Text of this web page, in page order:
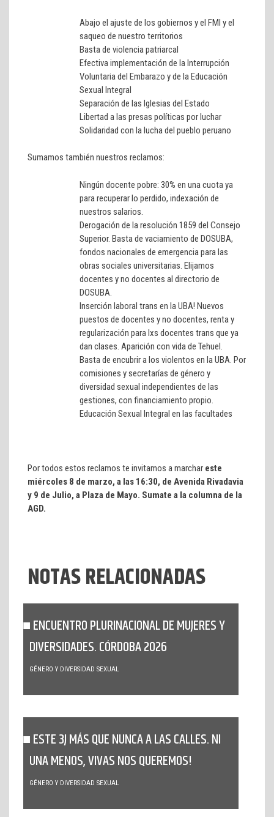
Abajo el ajuste de los gobiernos y el FMI y el
saqueo de nuestro territorios
Basta de violencia patriarcal
Efectiva implementación de la Interrupción
Voluntaria del Embarazo y de la Educación
Sexual Integral
Separación de las Iglesias del Estado
Libertad a las presas políticas por luchar
Solidaridad con la lucha del pueblo peruano
Sumamos también nuestros reclamos:
Ningún docente pobre: 30% en una cuota ya
para recuperar lo perdido, indexación de
nuestros salarios.
Derogación de la resolución 1859 del Consejo
Superior. Basta de vaciamiento de DOSUBA,
fondos nacionales de emergencia para las
obras sociales universitarias. Elijamos
docentes y no docentes al directorio de
DOSUBA.
Inserción laboral trans en la UBA! Nuevos
puestos de docentes y no docentes, renta y
regularización para lxs docentes trans que ya
dan clases. Aparición con vida de Tehuel.
Basta de encubrir a los violentos en la UBA. Por
comisiones y secretarías de género y
diversidad sexual independientes de las
gestiones, con financiamiento propio.
Educación Sexual Integral en las facultades
Por todos estos reclamos te invitamos a marchar este
miércoles 8 de marzo, a las 16:30, de Avenida Rivadavia
y 9 de Julio, a Plaza de Mayo. Sumate a la columna de la
AGD.
NOTAS RELACIONADAS
ENCUENTRO PLURINACIONAL DE MUJERES Y
DIVERSIDADES. CÓRDOBA 2026
GÉNERO Y DIVERSIDAD SEXUAL
ESTE 3J MÁS QUE NUNCA A LAS CALLES. NI
UNA MENOS, VIVAS NOS QUEREMOS!
GÉNERO Y DIVERSIDAD SEXUAL